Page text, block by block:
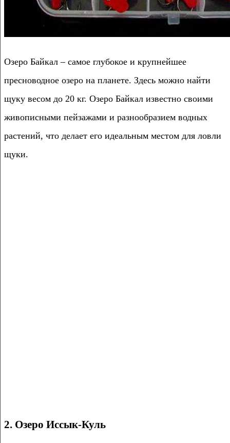
Озеро Байкал – самое глубокое и крупнейшее
пресноводное озеро на планете. Здесь можно найти
щуку весом до 20 кг. Озеро Байкал известно своими
живописными пейзажами и разнообразием водных
растений, что делает его идеальным местом для ловли
щуки.
2. Озеро Иссык-Куль